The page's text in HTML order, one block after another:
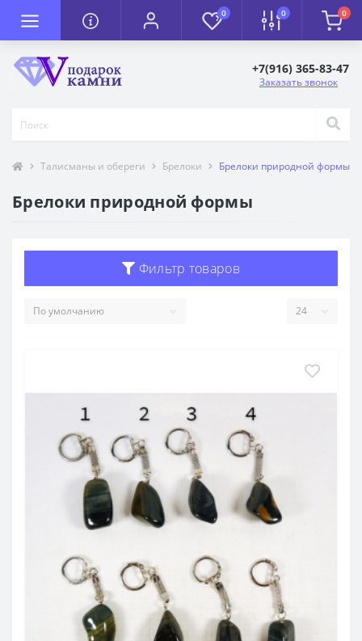
0 0 0
+7(916) 365-83-47
Заказать звонок
Талисманы и обереги Брелоки Брелоки природной формы
Брелоки природной формы
Фильтр товаров